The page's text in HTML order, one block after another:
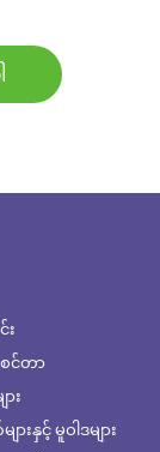
း
င်တာ
း
းနှင့် မူဝါဒများ